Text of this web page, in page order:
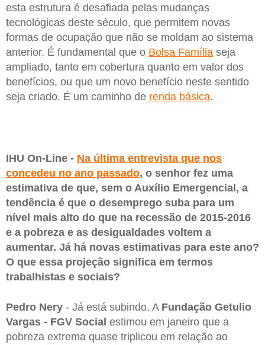
esta estrutura é desafiada pelas mudanças
tecnológicas deste século, que permitem novas
formas de ocupação que não se moldam ao sistema
anterior. É fundamental que o Bolsa Família seja
ampliado, tanto em cobertura quanto em valor dos
benefícios, ou que um novo benefício neste sentido
seja criado. É um caminho de renda básica.
IHU On-Line - Na última entrevista que nos
concedeu no ano passado, o senhor fez uma
estimativa de que, sem o Auxílio Emergencial, a
tendência é que o desemprego suba para um
nível mais alto do que na recessão de 2015-2016
e a pobreza e as desigualdades voltem a
aumentar. Já há novas estimativas para este ano?
O que essa projeção significa em termos
trabalhistas e sociais?
Pedro Nery - Já está subindo. A Fundação Getulio
Vargas - FGV Social estimou em janeiro que a
pobreza extrema quase triplicou em relação ao